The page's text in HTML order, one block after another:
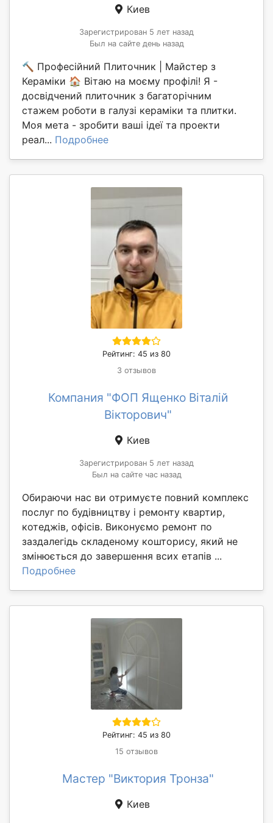
Киев
Зарегистрирован 5 лет назад
Был на сайте день назад
🔨 Професійний Плиточник | Майстер з
Кераміки 🏠 Вітаю на моєму профілі! Я -
досвідчений плиточник з багаторічним
стажем роботи в галузі кераміки та плитки.
Моя мета - зробити ваші ідеї та проекти
реал... Подробнее
Рейтинг: 45 из 80
3 отзывов
Компания "ФОП Ященко Віталій
Вікторович"
Киев
Зарегистрирован 5 лет назад
Был на сайте час назад
Обираючи нас ви отримуєте повний комплекс
послуг по будівництву і ремонту квартир,
котеджів, офісів. Виконуємо ремонт по
заздалегідь складеному кошторису, який не
змінюється до завершення всих етапів ...
Подробнее
Рейтинг: 45 из 80
15 отзывов
Мастер "Виктория Тронза"
Киев